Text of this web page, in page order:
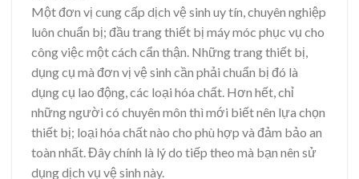
Một đơn vị cung cấp dịch vệ sinh uy tín, chuyên nghiệp
luôn chuẩn bị; đầu trang thiết bị máy móc phục vụ cho
công việc một cách cẩn thận. Những trang thiết bị,
dụng cụ mà đơn vị vệ sinh cần phải chuẩn bị đó là
dụng cụ lao động, các loại hóa chất. Hơn hết, chỉ
những người có chuyên môn thì mới biết nên lựa chọn
thiết bị; loại hóa chất nào cho phù hợp và đảm bảo an
toàn nhất. Đây chính là lý do tiếp theo mà bạn nên sử
dụng dịch vụ vệ sinh này.